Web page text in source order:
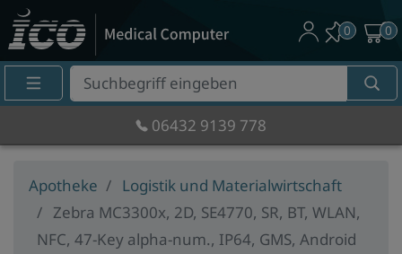
Suche
Eingabefeld
0 0
06432 9139 778
Apotheke
Logistik und Materialwirtschaft
Zebra MC3300x, 2D, SE4770, SR, BT, WLAN,
NFC, 47-Key alpha-num., IP64, GMS, Android